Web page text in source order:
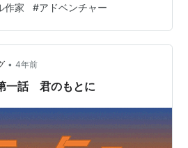
人が通った跡には様々な生き物が
、戦闘街トゥマンへとまっすぐ
さかのぼる。ここ戦闘街トゥマン
と呼ばれるストゥーナ族の民が
ストリートには多くの店が出て
作家 #アドベンチャー
• 4年前
一話 君のもとに